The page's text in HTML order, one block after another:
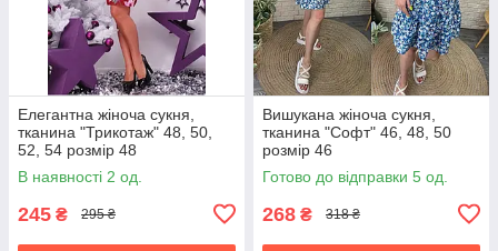
Елегантна жіноча сукня,
тканина "Трикотаж" 48, 50,
52, 54 розмір 48
В наявності 2 од.
245 ₴ 295 ₴
Вишукана жіноча сукня,
тканина "Софт" 46, 48, 50
розмір 46
Готово до відправки 5 од.
268 ₴ 318 ₴